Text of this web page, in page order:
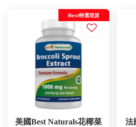
Best特選現貨
美國Best Naturals花椰菜
法